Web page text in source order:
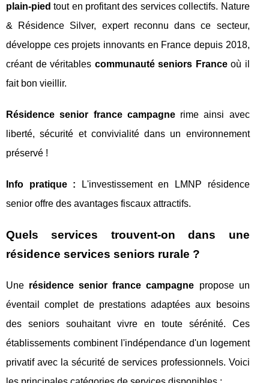
plain-pied tout en profitant des services collectifs. Nature
& Résidence Silver, expert reconnu dans ce secteur,
développe ces projets innovants en France depuis 2018,
créant de véritables communauté seniors Franceoù il
fait bon vieillir.
Résidence senior france campagnerime ainsi avec
liberté, sécurité et convivialité dans un environnement
préservé !
Info pratique : L'investissement en LMNP résidence
senior offre des avantages fiscaux attractifs.
Quels services trouvent-on dans une
résidence services seniors rurale ?
Une résidence senior france campagne propose un
éventail complet de prestations adaptées aux besoins
des seniors souhaitant vivre en toute sérénité. Ces
établissements combinent l'indépendance d'un logement
privatif avec la sécurité de services professionnels. Voici